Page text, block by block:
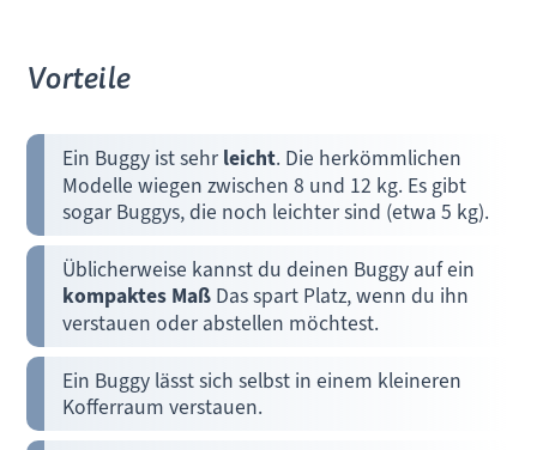
Vorteile
Ein Buggy ist sehr leicht. Die herkömmlichen
Modelle wiegen zwischen 8 und 12 kg. Es gibt
sogar Buggys, die noch leichter sind (etwa 5 kg).
Üblicherweise kannst du deinen Buggy auf ein
kompaktes Maß Das spart Platz, wenn du ihn
verstauen oder abstellen möchtest.
Ein Buggy lässt sich selbst in einem kleineren
Kofferraum verstauen.